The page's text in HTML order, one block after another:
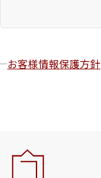
お客様情報保護方針